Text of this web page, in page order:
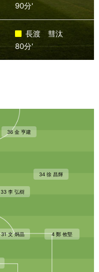
90分'
長渡 彗汰
80分'
31 文 炯晶 4 鄭 攸堅
33 李 弘樹
34 徐 昌輝
36 金 亨建